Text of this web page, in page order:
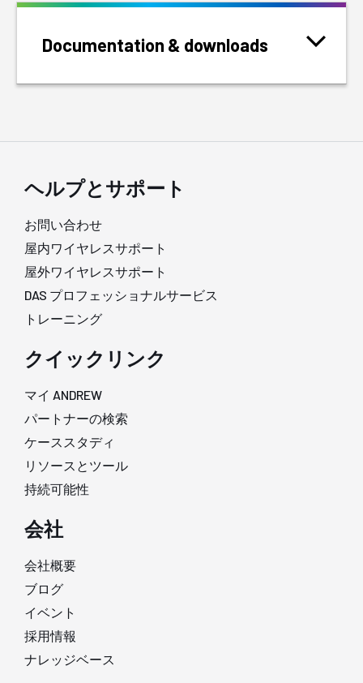
Documentation & downloads
ヘルプとサポート
お問い合わせ
屋内ワイヤレスサポート
屋外ワイヤレスサポート
DAS プロフェッショナルサービス
トレーニング
クイックリンク
マイ ANDREW
パートナーの検索
ケーススタディ
リソースとツール
持続可能性
会社
会社概要
ブログ
イベント
採用情報
ナレッジベース